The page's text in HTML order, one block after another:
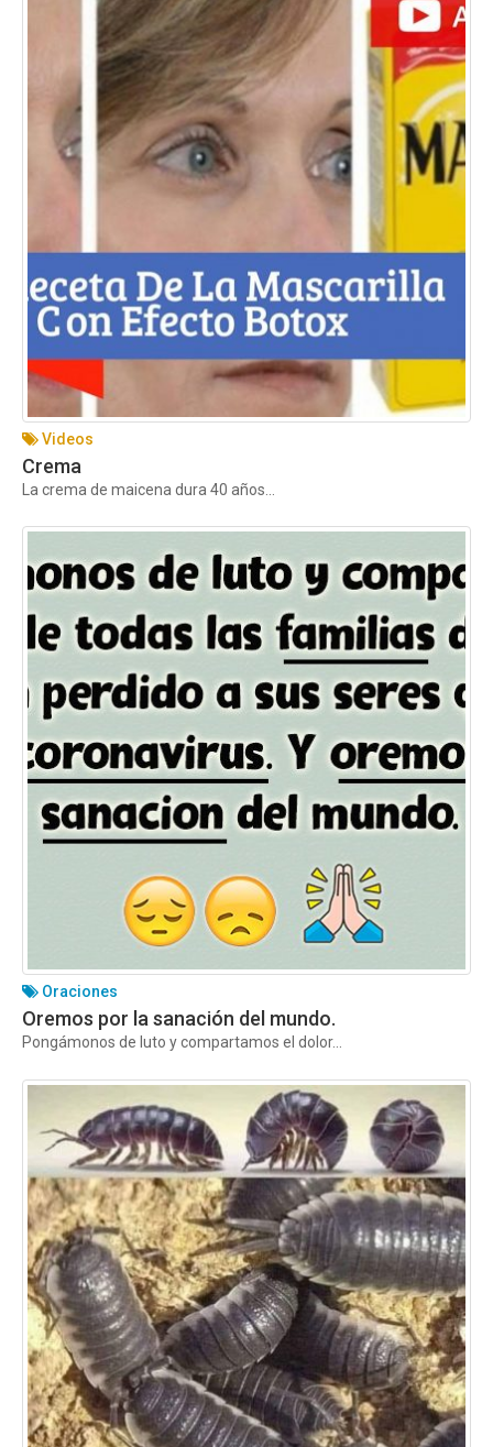
Videos
Crema
La crema de maicena dura 40 años...
Oraciones
Oremos por la sanación del mundo.
Pongámonos de luto y compartamos el dolor...